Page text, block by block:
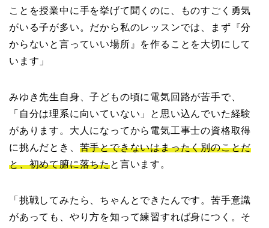
ことを授業中に手を挙げて聞くのに、ものすごく勇気
がいる子が多い。だから私のレッスンでは、まず『分
からないと言っていい場所』を作ることを大切にして
います」
みゆき先生自身、子どもの頃に電気回路が苦手で、
「自分は理系に向いていない」と思い込んでいた経験
があります。大人になってから電気工事士の資格取得
に挑んだとき、 苦手とできないはまったく別のことだ
と、初めて腑に落ちたと言います。
「挑戦してみたら、ちゃんとできたんです。苦手意識
があっても、やり方を知って練習すれば身につく。そ